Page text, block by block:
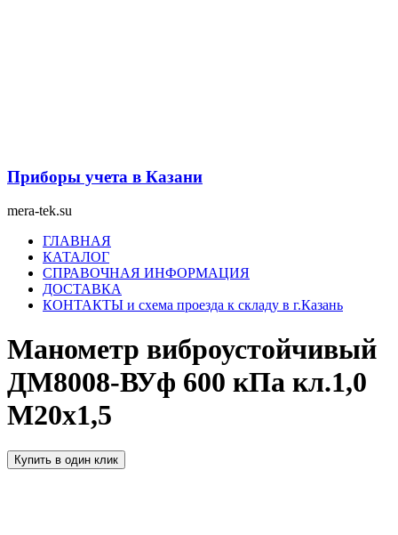
Приборы учета в Казани
mera-tek.su
МенюГЛАВНАЯ
КАТАЛОГ
СПРАВОЧНАЯ ИНФОРМАЦИЯ
ДОСТАВКА
КОНТАКТЫ и схема проезда к складу в г.Казань
Манометр виброустойчивый
ДМ8008-ВУф 600 кПа кл.1,0
М20х1,5
Купить в один клик